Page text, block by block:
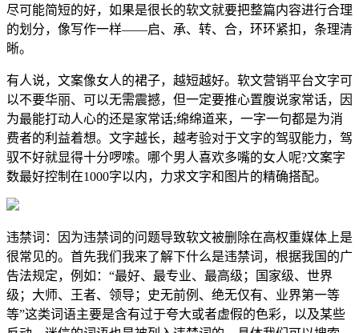
尽可能简短的好，如果是很长的软文就要把整篇内容进行合理
的划分，像写作一样——启、承、转、合，环环紧扣，条理清
晰。
有人说，文案像女人的裙子，越短越好。软文营销平台文字可
以不要华丽、可以无需震撼，但一定要推心置腹说家常话，因
为最能打动人心的还是家常话;绵绵道来，一字一句都是为消
费者的利益着想。文字越长，越考验对于文字的驾驭能力，驾
驭不好就显得十分啰嗦。哪个男人喜欢多嘴的女人呢?文案字
数最好控制在1000字以内，力求文字和图片的精确搭配。
违禁词：因为违禁词的问题导致软文被删除在高权重媒体上是
很常见的。首先我们我来了解下什么是违禁词，根据我国的广
告法规定，例如：“最好、最专业、最高级；国家级、世界
级；大师、王者、领导；史无前例、绝无仅有、业界第一等
等”这类词语主要是含有过于夸大或者虚假的色彩，以及某些